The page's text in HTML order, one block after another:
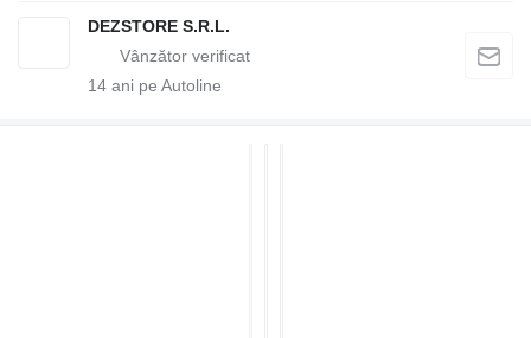
DEZSTORE S.R.L.
14 ani pe Autoline